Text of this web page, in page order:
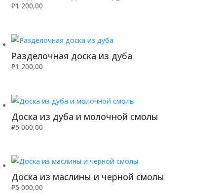
₽1 200,00
Разделочная доска из дуба
₽1 200,00
Доска из дуба и молочной смолы
₽5 000,00
Доска из маслины и черной смолы
₽5 000,00